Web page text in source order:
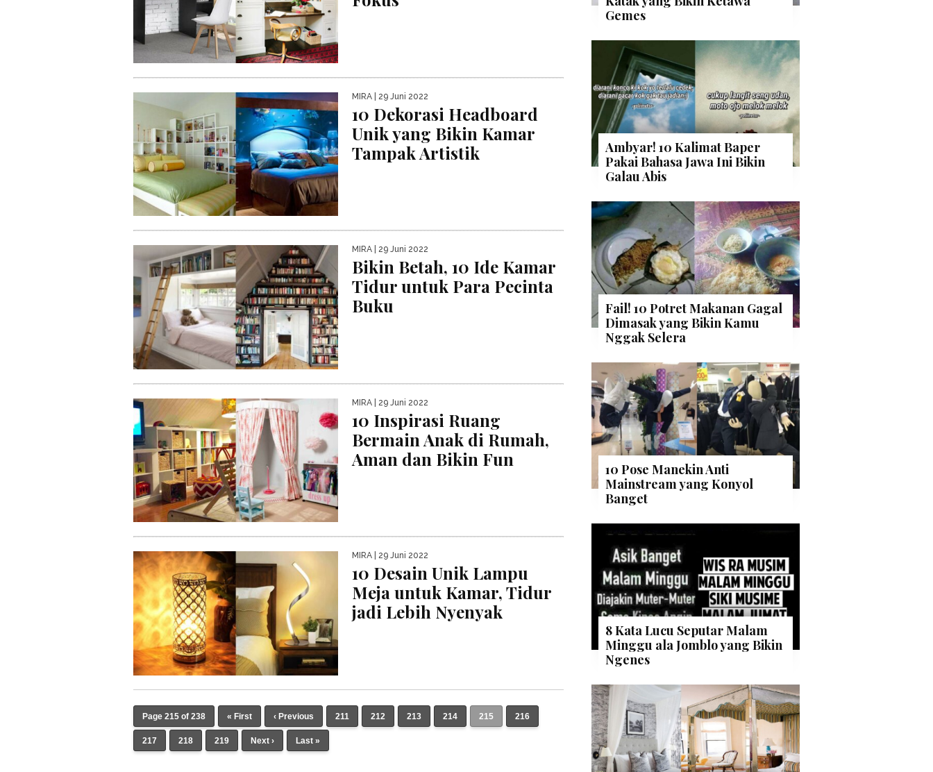
MIRA | 29 Juni 2022
10 Dekorasi Headboard
Unik yang Bikin Kamar
Tampak Artistik
MIRA | 29 Juni 2022
Bikin Betah, 10 Ide Kamar
Tidur untuk Para Pecinta
Buku
MIRA | 29 Juni 2022
10 Inspirasi Ruang
Bermain Anak di Rumah,
Aman dan Bikin Fun
MIRA | 29 Juni 2022
10 Desain Unik Lampu
Meja untuk Kamar, Tidur
jadi Lebih Nyenyak
Page 215 of 238 « First ‹ Previous 211 212 213 214 215 216
217 218 219 Next › Last »
Gemes
Ambyar! 10 Kalimat Baper
Pakai Bahasa Jawa Ini Bikin
Galau Abis
Fail! 10 Potret Makanan Gagal
Dimasak yang Bikin Kamu
Nggak Selera
10 Pose Manekin Anti
Mainstream yang Konyol
Banget
8 Kata Lucu Seputar Malam
Minggu ala Jomblo yang Bikin
Ngenes